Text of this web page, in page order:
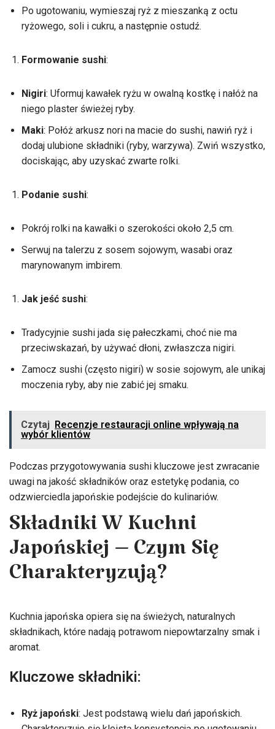
Po ugotowaniu, wymieszaj ryż z mieszanką z octu
ryżowego, soli i cukru, a następnie ostudź.
Formowanie sushi:
Nigiri: Uformuj kawałek ryżu w owalną kostkę i nałóż na
niego plaster świeżej ryby.
Maki: Połóż arkusz nori na macie do sushi, nawiń ryż i
dodaj ulubione składniki (ryby, warzywa). Zwiń wszystko,
dociskając, aby uzyskać zwarte rolki.
Podanie sushi:
Pokrój rolki na kawałki o szerokości około 2,5 cm.
Serwuj na talerzu z sosem sojowym, wasabi oraz
marynowanym imbirem.
Jak jeść sushi:
Tradycyjnie sushi jada się pałeczkami, choć nie ma
przeciwskazań, by używać dłoni, zwłaszcza nigiri.
Zamocz sushi (często nigiri) w sosie sojowym, ale unikaj
moczenia ryby, aby nie zabić jej smaku.
Czytaj Recenzje restauracji online wpływają na
wybór klientów
Podczas przygotowywania sushi kluczowe jest zwracanie
uwagi na jakość składników oraz estetykę podania, co
odzwierciedla japońskie podejście do kulinariów.
Składniki W Kuchni
Japońskiej – Czym Się
Charakteryzują?
Kuchnia japońska opiera się na świeżych, naturalnych
składnikach, które nadają potrawom niepowtarzalny smak i
aromat.
Kluczowe składniki:
Ryż japoński: Jest podstawą wielu dań japońskich.